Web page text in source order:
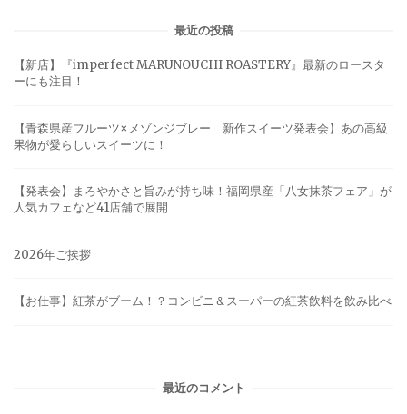
最近の投稿
【新店】『imperfect MARUNOUCHI ROASTERY』最新のロースタ
ーにも注目！
【青森県産フルーツ×メゾンジブレー 新作スイーツ発表会】あの高級
果物が愛らしいスイーツに！
【発表会】まろやかさと旨みが持ち味！福岡県産「八女抹茶フェア」が
人気カフェなど41店舗で展開
2026年ご挨拶
【お仕事】紅茶がブーム！？コンビニ＆スーパーの紅茶飲料を飲み比べ
最近のコメント